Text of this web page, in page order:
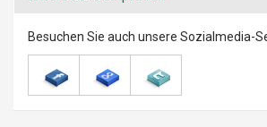
Besuchen Sie auch unsere Sozialmedia-